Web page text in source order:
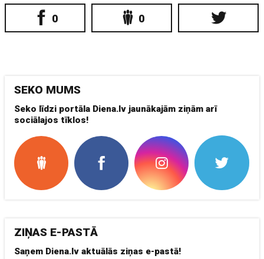
0 0
SEKO MUMS
Seko līdzi portāla Diena.lv jaunākajām ziņām arī
sociālajos tīklos!
ZIŅAS E-PASTĀ
Saņem Diena.lv aktuālās ziņas e-pastā!